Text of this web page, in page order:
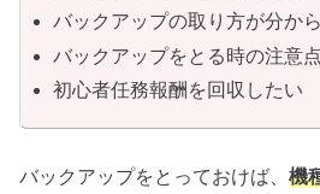
バックアップの取り方が分か
バックアップをとる時の注意
初心者任務報酬を回収したい
バックアップをとっておけば、 機